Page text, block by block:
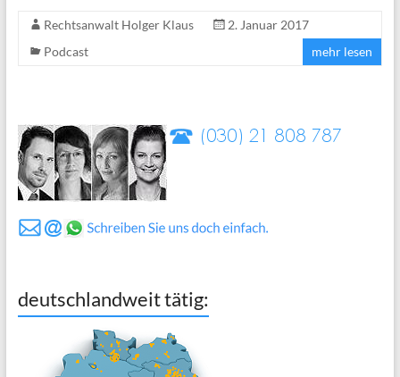
Rechtsanwalt Holger Klaus
2. Januar 2017
Podcast
mehr lesen
deutschlandweit tätig: